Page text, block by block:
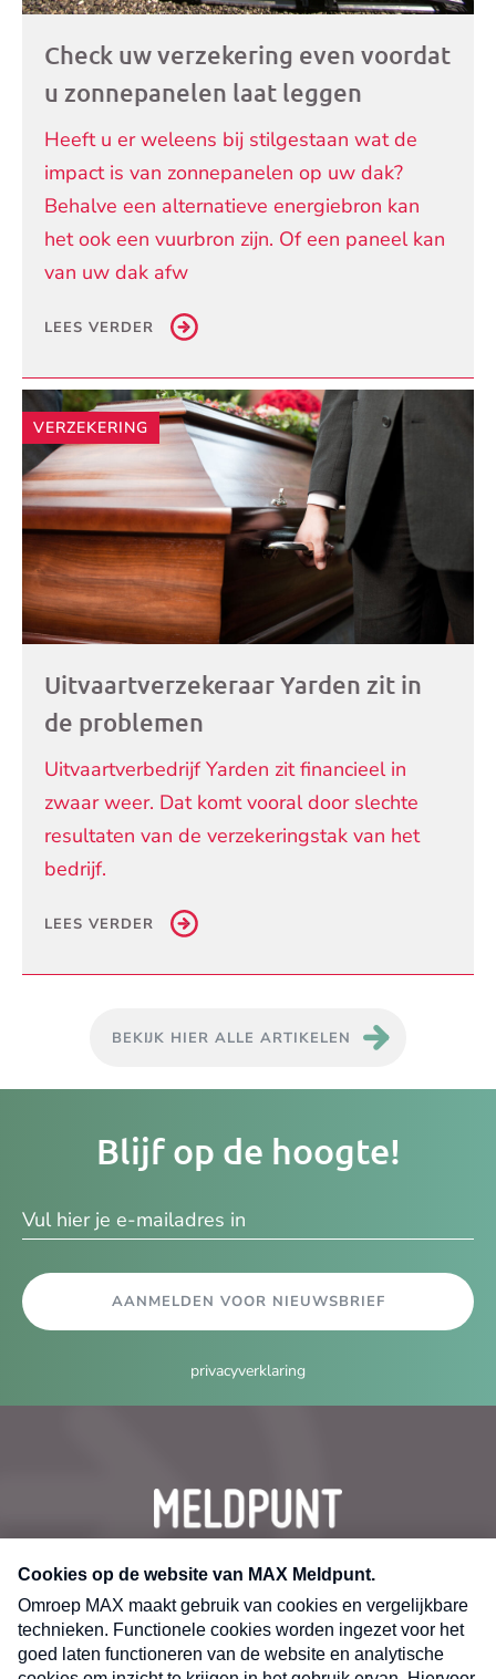
Check uw verzekering even voordat
u zonnepanelen laat leggen
Heeft u er weleens bij stilgestaan wat de
impact is van zonnepanelen op uw dak?
Behalve een alternatieve energiebron kan
het ook een vuurbron zijn. Of een paneel kan
van uw dak afw
LEES VERDER
VERZEKERING
Uitvaartverzekeraar Yarden zit in
de problemen
Uitvaartverbedrijf Yarden zit financieel in
zwaar weer. Dat komt vooral door slechte
resultaten van de verzekeringstak van het
bedrijf.
LEES VERDER
BEKIJK HIER ALLE ARTIKELEN
Blijf op de hoogte!
AANMELDEN VOOR NIEUWSBRIEF
privacyverklaring
CONTACT